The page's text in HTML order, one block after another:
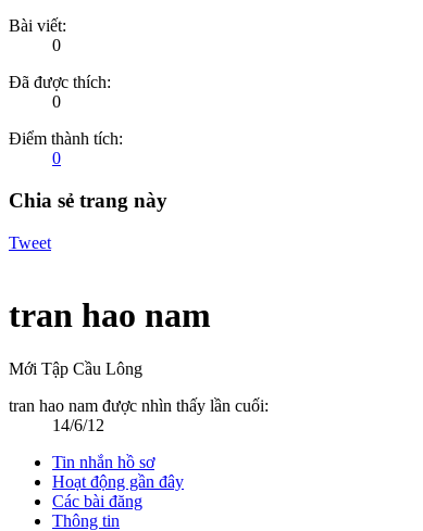
Bài viết:
0
Đã được thích:
0
Điểm thành tích:
0
Chia sẻ trang này
Tweet
tran hao nam
Mới Tập Cầu Lông
tran hao nam được nhìn thấy lần cuối:
14/6/12
Tin nhắn hồ sơ
Hoạt động gần đây
Các bài đăng
Thông tin